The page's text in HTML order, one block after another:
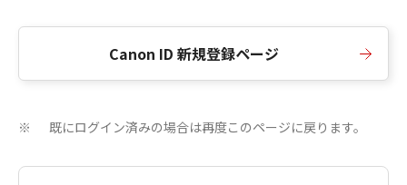
Canon ID 新規登録ページ
※ 既にログイン済みの場合は再度このページに戻ります。